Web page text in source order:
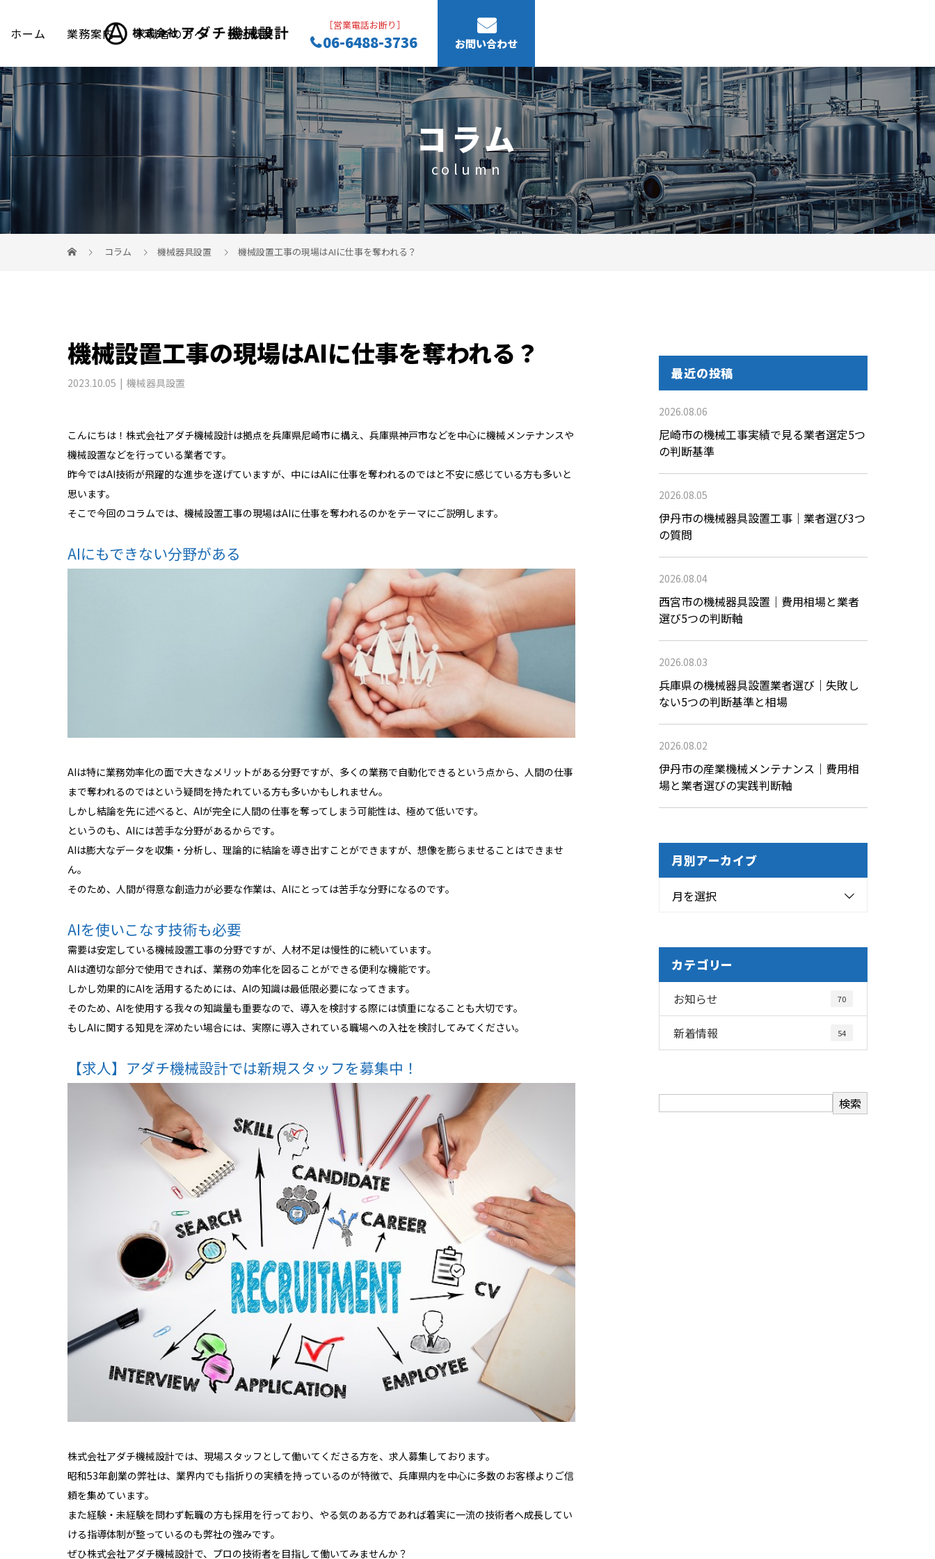
ホーム 業務案内 求職者の方へ 会社概要 ［営業電話お断り］
06-6488-3736 お問い合わせ
コラム
column
コラム 機械器具設置 機械設置工事の現場はAIに仕事を奪われる？
機械設置工事の現場はAIに仕事を奪われる？
2023.10.05 機械器具設置
こんにちは！株式会社アダチ機械設計は拠点を兵庫県尼崎市に構え、兵庫県神戸市などを中心に機械メンテナンスや
機械設置などを行っている業者です。
昨今ではAI技術が飛躍的な進歩を遂げていますが、中にはAIに仕事を奪われるのではと不安に感じている方も多いと
思います。
そこで今回のコラムでは、機械設置工事の現場はAIに仕事を奪われるのかをテーマにご説明します。
AIにもできない分野がある
AIは特に業務効率化の面で大きなメリットがある分野ですが、多くの業務で自動化できるという点から、人間の仕事
まで奪われるのではという疑問を持たれている方も多いかもしれません。
しかし結論を先に述べると、AIが完全に人間の仕事を奪ってしまう可能性は、極めて低いです。
というのも、AIには苦手な分野があるからです。
AIは膨大なデータを収集・分析し、理論的に結論を導き出すことができますが、想像を膨らませることはできませ
ん。
そのため、人間が得意な創造力が必要な作業は、AIにとっては苦手な分野になるのです。
AIを使いこなす技術も必要
需要は安定している機械設置工事の分野ですが、人材不足は慢性的に続いています。
AIは適切な部分で使用できれば、業務の効率化を図ることができる便利な機能です。
しかし効果的にAIを活用するためには、AIの知識は最低限必要になってきます。
そのため、AIを使用する我々の知識量も重要なので、導入を検討する際には慎重になることも大切です。
もしAIに関する知見を深めたい場合には、実際に導入されている職場への入社を検討してみてください。
【求人】アダチ機械設計では新規スタッフを募集中！
株式会社アダチ機械設計では、現場スタッフとして働いてくださる方を、求人募集しております。
昭和53年創業の弊社は、業界内でも指折りの実績を持っているのが特徴で、兵庫県内を中心に多数のお客様よりご信
頼を集めています。
また経験・未経験を問わず転職の方も採用を行っており、やる気のある方であれば着実に一流の技術者へ成長してい
ける指導体制が整っているのも弊社の強みです。
ぜひ株式会社アダチ機械設計で、プロの技術者を目指して働いてみませんか？
最近の投稿
2026.08.06
尼崎市の機械工事実績で見る業者選定5つ
の判断基準
2026.08.05
伊丹市の機械器具設置工事｜業者選び3つ
の質問
2026.08.04
西宮市の機械器具設置｜費用相場と業者
選び5つの判断軸
2026.08.03
兵庫県の機械器具設置業者選び｜失敗し
ない5つの判断基準と相場
2026.08.02
伊丹市の産業機械メンテナンス｜費用相
場と業者選びの実践判断軸
月別アーカイブ
月を選択
カテゴリー
お知らせ 70
新着情報 54